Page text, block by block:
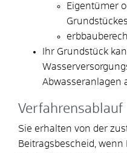
Eigentümer
Ihr Grundstück
Abwasseranlagen
Verfahrensablauf
Sie erhalten von der
Beitragsbescheid,